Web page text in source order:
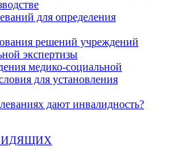
для определения
решений учреждений
экспертизы
медико-социальной
для установления
дают инвалидность?